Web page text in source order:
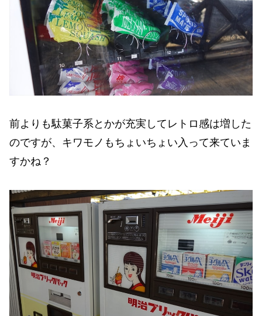
前よりも駄菓子系とかが充実してレトロ感は増した
のですが、キワモノもちょいちょい入って来ていま
すかね？